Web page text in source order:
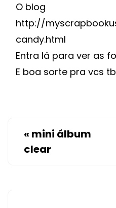
O blog
http://
candy.html
Entra lá para ver as
E boa sorte pra vcs
« mini álbum
clear